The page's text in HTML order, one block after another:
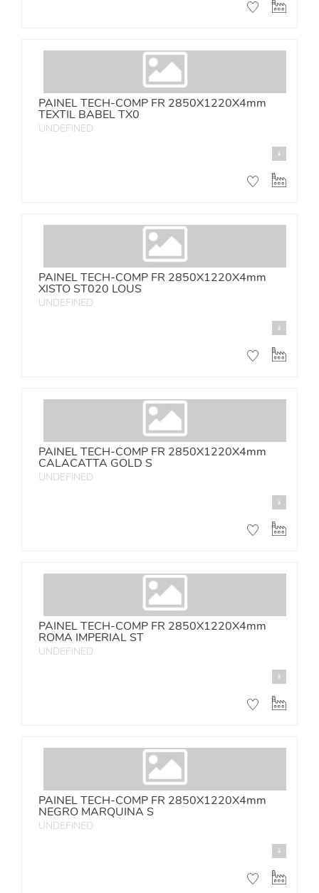
PAINEL TECH-COMP FR 2850X1220X4mm
TEXTIL BABEL TX0
UNDEFINED
PAINEL TECH-COMP FR 2850X1220X4mm
XISTO ST020 LOUS
UNDEFINED
PAINEL TECH-COMP FR 2850X1220X4mm
CALACATTA GOLD S
UNDEFINED
PAINEL TECH-COMP FR 2850X1220X4mm
ROMA IMPERIAL ST
UNDEFINED
PAINEL TECH-COMP FR 2850X1220X4mm
NEGRO MARQUINA S
UNDEFINED